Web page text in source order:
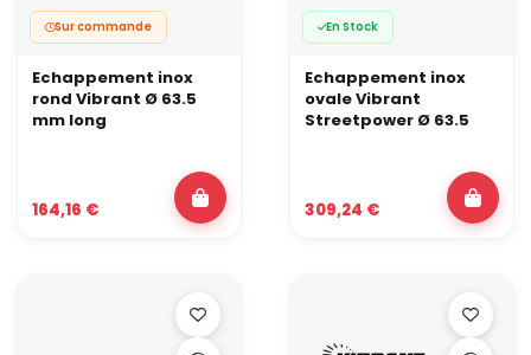
Sur commande
Echappement inox
rond Vibrant Ø 63.5
mm long
164,16 €
En Stock
Echappement inox
ovale Vibrant
Streetpower Ø 63.5
309,24 €